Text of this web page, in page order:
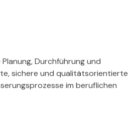
Durchführung und
sichere und qualitätsorientierte
im beruflichen